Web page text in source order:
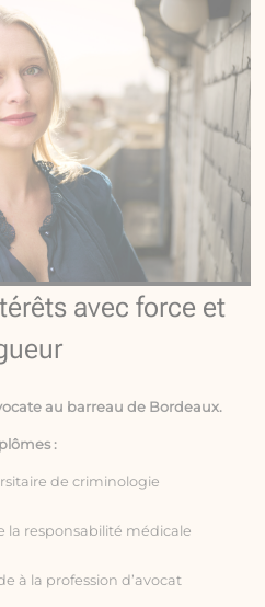
avec force et
au barreau de Bordeaux.
:
de criminologie
la responsabilité médicale
à la profession d’avocat